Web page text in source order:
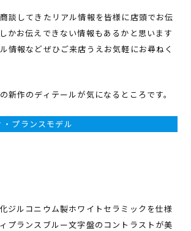
談してきたリアル情報を皆様に店頭でお伝
かお伝えできない情報もあるかと思います
情報などぜひご来店うえお気軽にお尋ねく
新作のディテールが気になるところです。
プランスモデル
ジルコニウム製ホワイトセラミックを仕様
プランスブルー文字盤のコントラストが美